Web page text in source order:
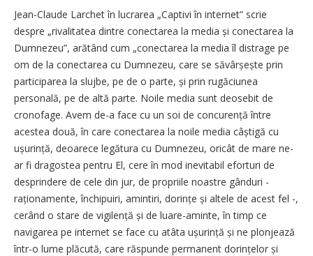
Jean-Claude Larchet în lucrarea „Captivi în internet” scrie
despre „rivalitatea dintre conectarea la media și conectarea la
Dumnezeu”, arătând cum „conectarea la media îl distrage pe
om de la conectarea cu Dumnezeu, care se săvârșește prin
participarea la slujbe, pe de o parte, și prin rugăciunea
personală, pe de altă parte. Noile media sunt deosebit de
cronofage. Avem de-a face cu un soi de concurență între
acestea două, în care conectarea la noile media câștigă cu
ușurință, deoarece legătura cu Dumnezeu, oricât de mare ne-
ar fi dragostea pentru El, cere în mod inevitabil eforturi de
desprindere de cele din jur, de propriile noastre gânduri -
raționamente, închipuiri, amintiri, dorințe și altele de acest fel -,
cerând o stare de vigilență și de luare-aminte, în timp ce
navigarea pe internet se face cu atâta ușurință și ne plonjează
într-o lume plăcută, care răspunde permanent dorințelor și